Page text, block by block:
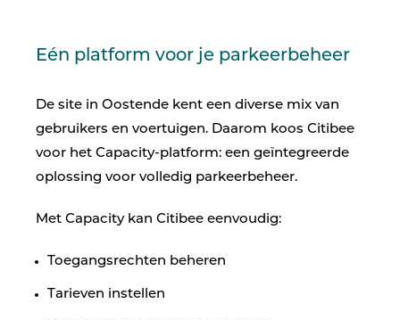
Eén platform voor je parkeerbeheer
De site in Oostende kent een diverse mix van
gebruikers en voertuigen. Daarom koos Citibee
voor het Capacity-platform: een geïntegreerde
oplossing voor volledig parkeerbeheer.
Met Capacity kan Citibee eenvoudig:
Toegangsrechten beheren
Tarieven instellen